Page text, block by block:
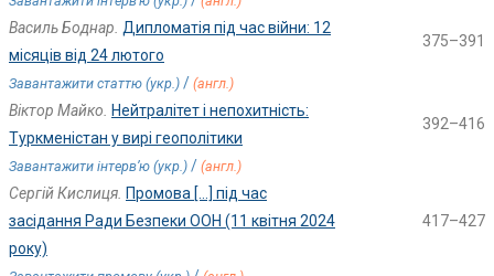
Василь Боднар. Дипломатія під час війни: 12
місяців від 24 лютого
375–391
Завантажити статтю (укр.) / (англ.)
Віктор Майко. Нейтралітет і непохитність:
Туркменістан у вирі геополітики
392–416
Завантажити інтерв’ю (укр.) / (англ.)
Сергій Кислиця. Промова […] під час
засідання Ради Безпеки ООН (11 квітня 2024
року)
417–427